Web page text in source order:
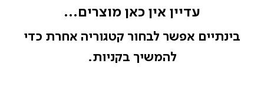
עדיין אין כאן מוצרים...
בינתיים אפשר לבחור קטגוריה אחרת כדי
להמשיך בקניות.